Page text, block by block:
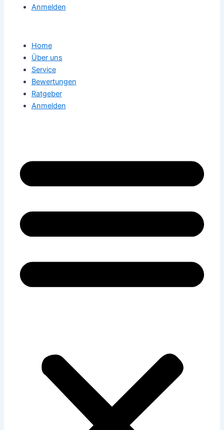
Anmelden
Home
Über uns
Service
Bewertungen
Ratgeber
Anmelden